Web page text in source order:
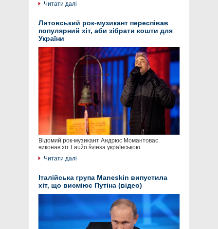
Читати далі
Литовський рок-музикант переспівав
популярний хіт, аби зібрати кошти для
України
Відомий рок-музикант Андрюс Момантовас
виконав хіт Laužo šviesa українською.
Читати далі
Італійська група Maneskin випустила
хіт, що висміює Путіна (відео)